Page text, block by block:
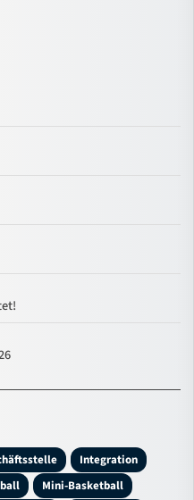
Integration
Mini-Basketball